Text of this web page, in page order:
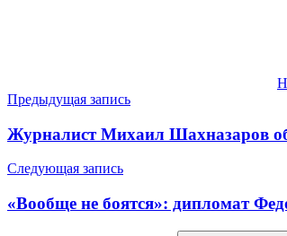
Навигация
по
записям
Предыдущая запись
Журналист Михаил Шахназаров
Следующая запись
«Вообще не боятся»: дипломат